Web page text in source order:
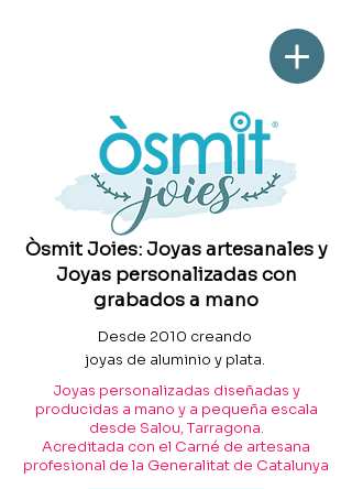
Òsmit Joies: Joyas artesanales y
Joyas personalizadas con
grabados a mano
Joyas personalizadas diseñadas y
producidas a mano y a pequeña escala
desde Salou, Tarragona.
Acreditada con el Carné de artesana
profesional de la Generalitat de Catalunya
Desde 2010 creando
joyas de aluminio y plata.